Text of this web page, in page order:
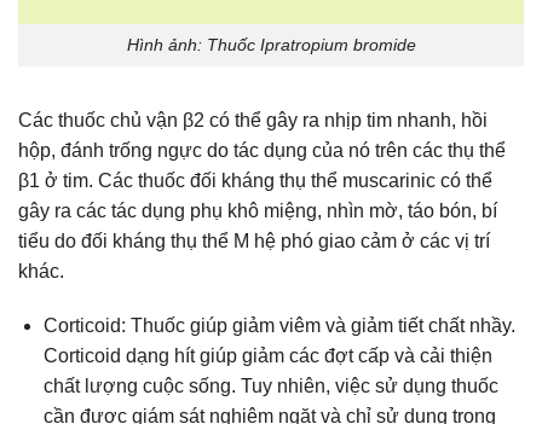
Hình ảnh: Thuốc Ipratropium bromide
Các thuốc chủ vận β2 có thể gây ra nhịp tim nhanh, hồi
hộp, đánh trống ngực do tác dụng của nó trên các thụ thể
β1 ở tim. Các thuốc đối kháng thụ thể muscarinic có thể
gây ra các tác dụng phụ khô miệng, nhìn mờ, táo bón, bí
tiểu do đối kháng thụ thể M hệ phó giao cảm ở các vị trí
khác.
Corticoid: Thuốc giúp giảm viêm và giảm tiết chất nhầy.
Corticoid dạng hít giúp giảm các đợt cấp và cải thiện
chất lượng cuộc sống. Tuy nhiên, việc sử dụng thuốc
cần được giám sát nghiêm ngặt và chỉ sử dụng trong